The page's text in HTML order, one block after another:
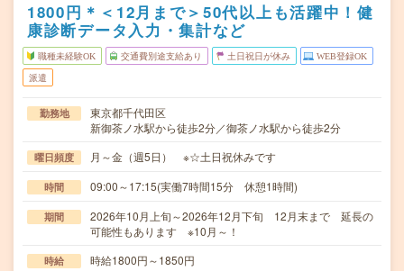
1800円＊＜12月まで＞50代以上も活躍中！健
康診断データ入力・集計など
職種未経験OK 交通費別途支給あり 土日祝日が休み WEB登録OK
派遣
勤務地
東京都千代田区
新御茶ノ水駅から徒歩2分／御茶ノ水駅から徒歩2分
曜日頻度 月～金（週5日） ※☆土日祝休みです
時間 09:00～17:15(実働7時間15分 休憩1時間)
期間
2026年10月上旬～2026年12月下旬 12月末まで 延長の
可能性もあります ※10月～！
時給 時給1800円～1850円